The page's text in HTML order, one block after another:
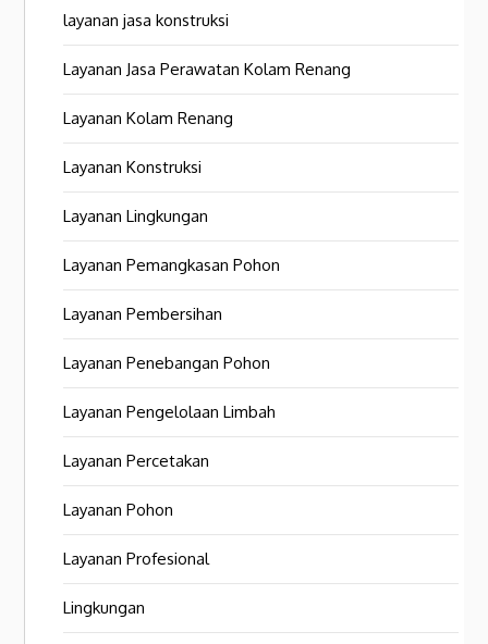
layanan jasa konstruksi
Layanan Jasa Perawatan Kolam Renang
Layanan Kolam Renang
Layanan Konstruksi
Layanan Lingkungan
Layanan Pemangkasan Pohon
Layanan Pembersihan
Layanan Penebangan Pohon
Layanan Pengelolaan Limbah
Layanan Percetakan
Layanan Pohon
Layanan Profesional
Lingkungan